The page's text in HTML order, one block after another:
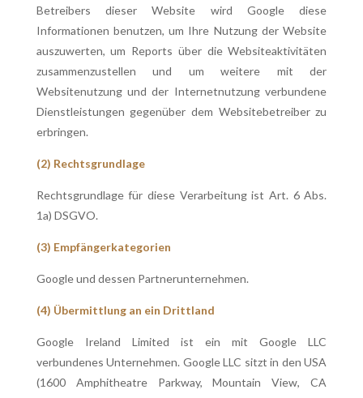
Betreibers dieser Website wird Google diese
Informationen benutzen, um Ihre Nutzung der Website
auszuwerten, um Reports über die Websiteaktivitäten
zusammenzustellen und um weitere mit der
Websitenutzung und der Internetnutzung verbundene
Dienstleistungen gegenüber dem Websitebetreiber zu
erbringen.
(2) Rechtsgrundlage
Rechtsgrundlage für diese Verarbeitung ist Art. 6 Abs.
1a) DSGVO.
(3) Empfängerkategorien
Google und dessen Partnerunternehmen.
(4) Übermittlung an ein Drittland
Google Ireland Limited ist ein mit Google LLC
verbundenes Unternehmen. Google LLC sitzt in den USA
(1600 Amphitheatre Parkway, Mountain View, CA